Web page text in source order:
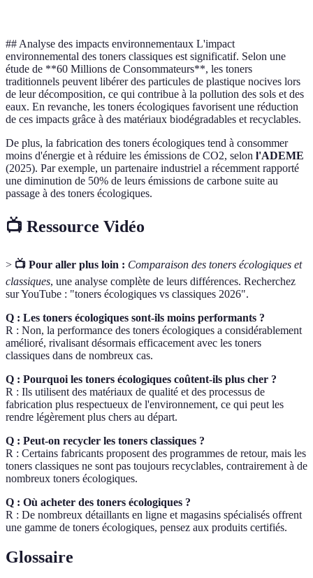
## Analyse des impacts environnementaux L'impact
environnemental des toners classiques est significatif. Selon une
étude de **60 Millions de Consommateurs**, les toners
traditionnels peuvent libérer des particules de plastique nocives lors
de leur décomposition, ce qui contribue à la pollution des sols et des
eaux. En revanche, les toners écologiques favorisent une réduction
de ces impacts grâce à des matériaux biodégradables et recyclables.
De plus, la fabrication des toners écologiques tend à consommer
moins d'énergie et à réduire les émissions de CO2, selon l'ADEME
(2025). Par exemple, un partenaire industriel a récemment rapporté
une diminution de 50% de leurs émissions de carbone suite au
passage à des toners écologiques.
📺 Ressource Vidéo
> 📺 Pour aller plus loin : Comparaison des toners écologiques et
classiques, une analyse complète de leurs différences. Recherchez
sur YouTube : "toners écologiques vs classiques 2026".
Q : Les toners écologiques sont-ils moins performants ?
R : Non, la performance des toners écologiques a considérablement
amélioré, rivalisant désormais efficacement avec les toners
classiques dans de nombreux cas.
Q : Pourquoi les toners écologiques coûtent-ils plus cher ?
R : Ils utilisent des matériaux de qualité et des processus de
fabrication plus respectueux de l'environnement, ce qui peut les
rendre légèrement plus chers au départ.
Q : Peut-on recycler les toners classiques ?
R : Certains fabricants proposent des programmes de retour, mais les
toners classiques ne sont pas toujours recyclables, contrairement à de
nombreux toners écologiques.
Q : Où acheter des toners écologiques ?
R : De nombreux détaillants en ligne et magasins spécialisés offrent
une gamme de toners écologiques, pensez aux produits certifiés.
Glossaire